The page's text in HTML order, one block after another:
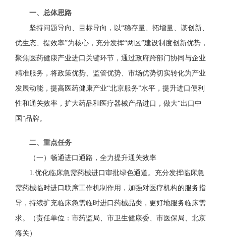
一、总体思路
坚持问题导向、目标导向 ， 以“稳存量、拓增量、 谋创新、
优生态、提效率”为核心，充分发挥“两区”建设制度创新优势 ，
聚焦医药健康产业进口关键环节 ， 通过政府跨部门协同与企业
精准服务，将政策优势、监管优势、市场优势切实转化为产业
发展动能 ，提高医药健康产业“北京服务”水平，提升进口便利
性和通关效率，扩大药品和医疗器械产品进口，做大“出口中
国”品牌。
二、重点任务
（一）畅通进口通路，全力提升通关效率
1.优化临床急需药械进口审批绿色通道。 充分发挥临床急
需药械临时进口联席工作机制 作用 ，加强对医疗机构的服务指
导，持续扩充临床急需临时进口 药械品类，更好地服务临床需
求。
（责任单位：市药监局、市卫生健康委、市医保局、北京
海关）